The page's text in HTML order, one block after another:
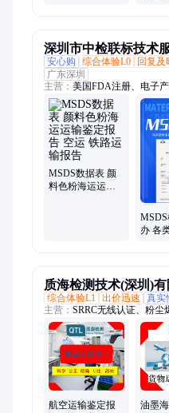
深圳市中检联标技术
安心购
综合体验L0 回复及
广东深圳
主营： 美国FDA注册、电子
分分析报告、SDS/MSDS报
告、质检报告、CE认证、美
证、COC认证、COA认证、
证、俄罗斯GOST认证、欧洲
化妆品上市注册、欧盟CPSR
品认证、FDA认证、美国
MSDS数据表 颜
料色粉海运运输
办 各
质海检测技术(深圳)有
综合体验L1 出价迅速 真实
主营： SRRC无线认证、粉尘
标报告、防腐等级检测认证
火阻燃等级检测、纸箱检测
航空运输鉴定报
油墨